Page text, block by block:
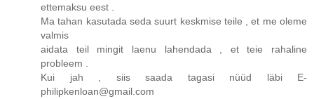
ettemaksu eest .
Ma tahan kasutada seda suurt keskmise teile , et me oleme
valmis
aidata teil mingit laenu lahendada , et teie rahaline
probleem .
Kui jah , siis saada tagasi nüüd läbi E-
philipkenloan@gmail.com